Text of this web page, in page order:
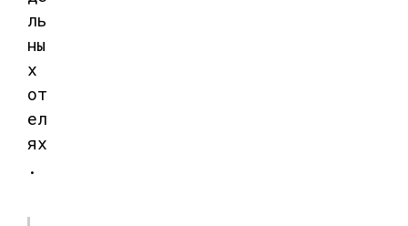
ль
ны
х
от
ел
ях
.